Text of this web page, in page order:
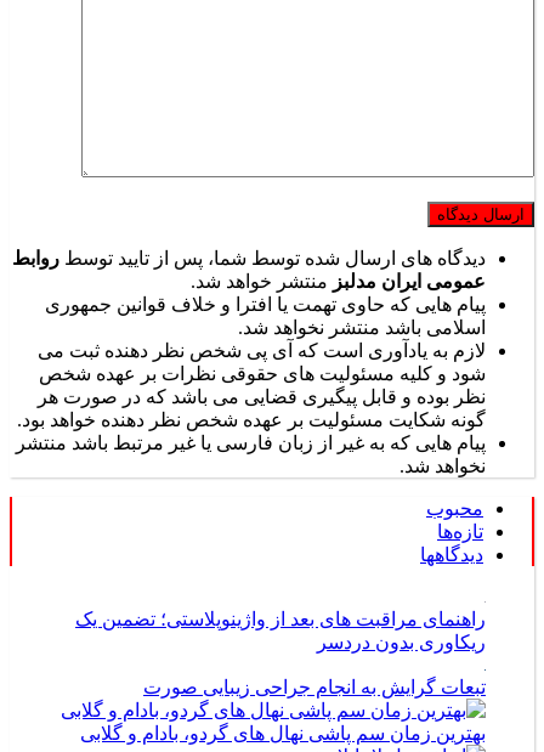
دیدگاه های ارسال شده توسط شما، پس از تایید توسط روابط
عمومی ایران مدلبز منتشر خواهد شد.
پیام هایی که حاوی تهمت یا افترا و خلاف قوانین جمهوری
اسلامی باشد منتشر نخواهد شد.
لازم به یادآوری است که آی پی شخص نظر دهنده ثبت می
شود و کلیه مسئولیت های حقوقی نظرات بر عهده شخص
نظر بوده و قابل پیگیری قضایی می باشد که در صورت هر
گونه شکایت مسئولیت بر عهده شخص نظر دهنده خواهد بود.
پیام هایی که به غیر از زبان فارسی یا غیر مرتبط باشد منتشر
نخواهد شد.
محبوب
تازه‌ها
دیدگاهها
راهنمای مراقبت های بعد از واژینوپلاستی؛ تضمین یک
ریکاوری بدون دردسر
تبعات گرایش به انجام جراحی زیبایی صورت
بهترین زمان سم پاشی نهال های گردو، بادام و گلابی